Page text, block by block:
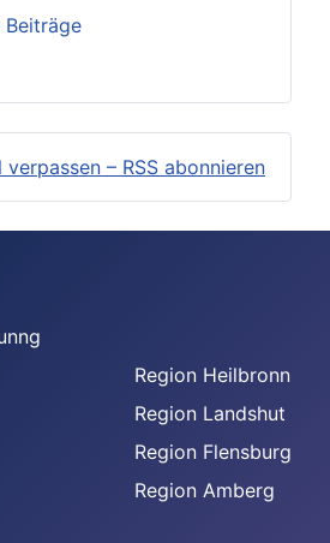
– RSS abonnieren
Region Heilbronn
Region Landshut
Region Flensburg
Region Amberg